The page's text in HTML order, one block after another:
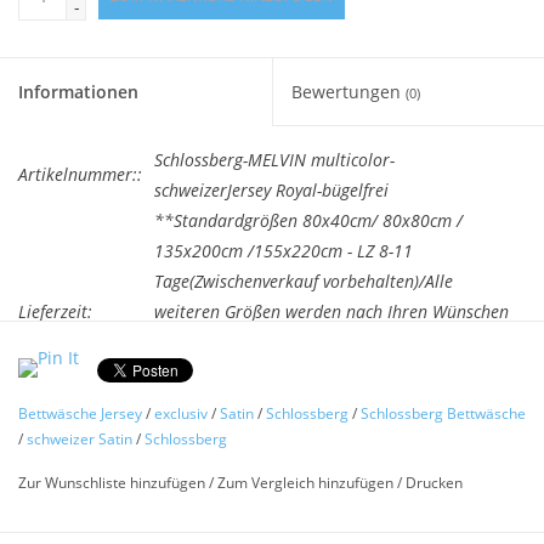
-
Informationen Bewertungen (0)
Artikelnummer::
Schlossberg-MELVIN multicolor-
schweizerJersey Royal-bügelfrei
Lieferzeit:
**Standardgrößen 80x40cm/ 80x80cm /
135x200cm /155x220cm - LZ 8-11
Tage(Zwischenverkauf vorbehalten)/Alle
weiteren Größen werden nach Ihren Wünschen
Verarbeitung und Passgenauigkeit. LZ 3-5
Bettwäsche Schlossberg -Melvin
Bettwäsche Jersey/exclusiv/Satin/Schlossberg/Schlossberg Bettwäsche
/schweizer Satin/Schlossberg
Zur Wunschliste hinzufügen/Zum Vergleich hinzufügen/ Drucken